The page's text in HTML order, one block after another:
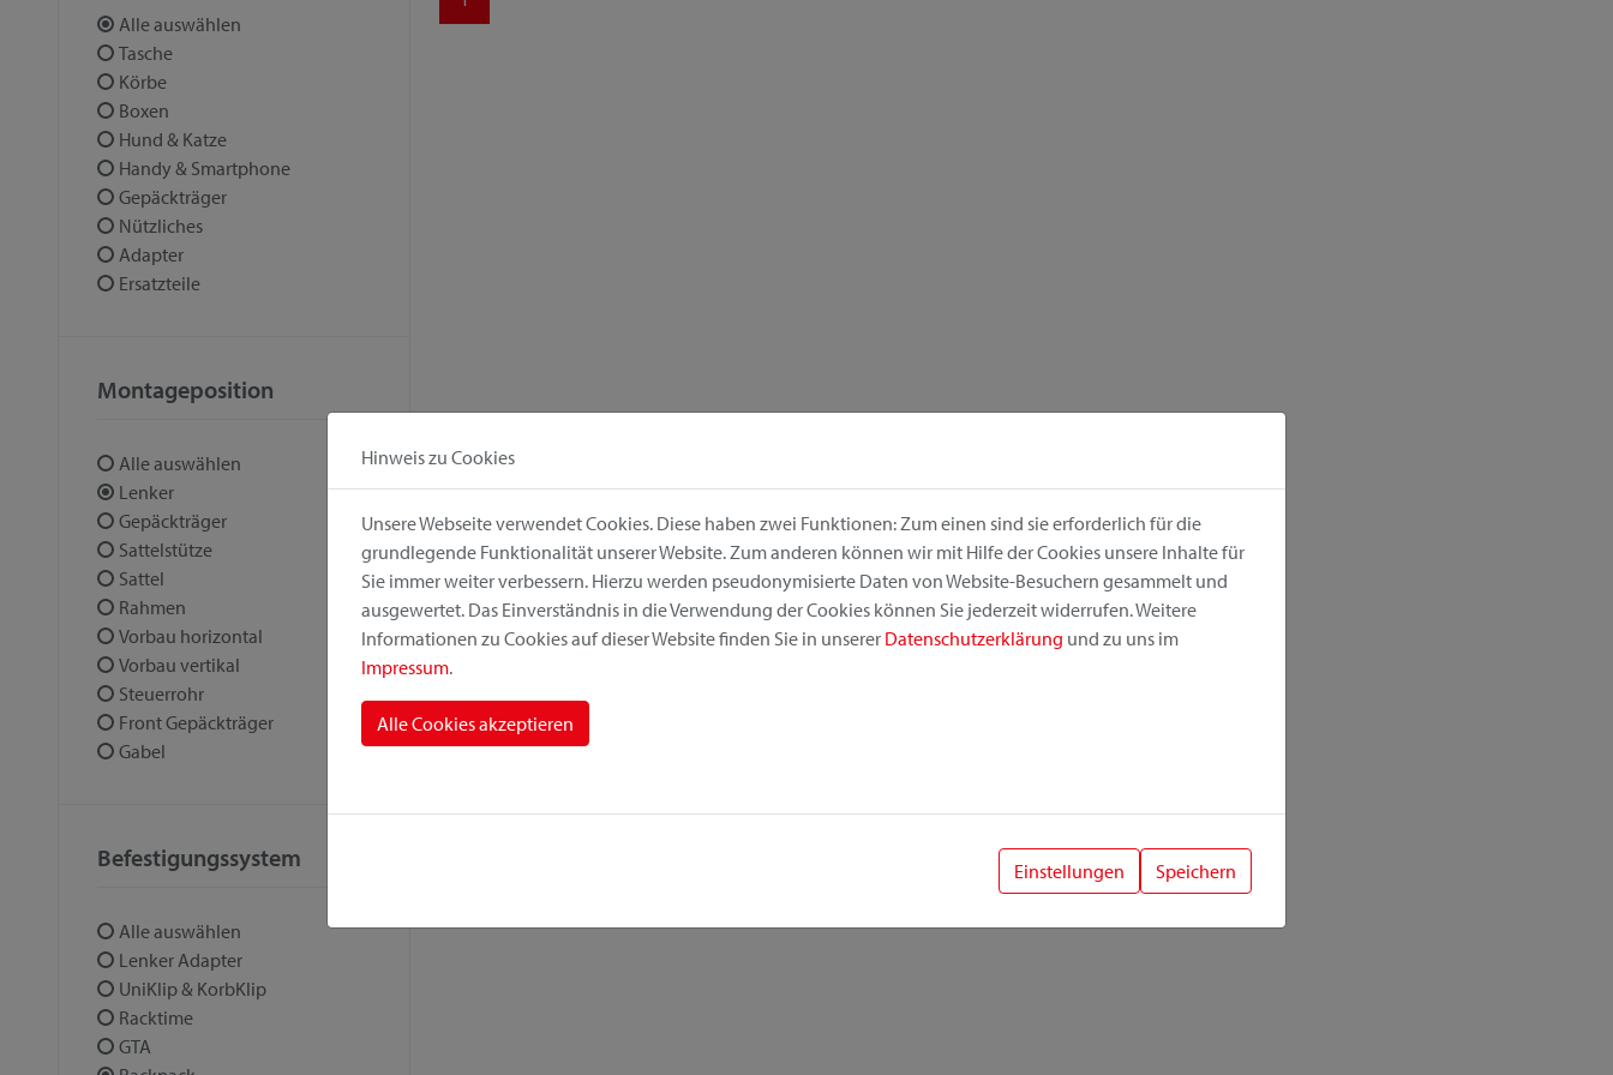
Alle auswählen
Tasche
Körbe
Boxen
Hund & Katze
Handy & Smartphone
Gepäckträger
Nützliches
Adapter
Ersatzteile
Montageposition
Alle auswählen
Lenker
Gepäckträger
Sattelstütze
Sattel
Rahmen
Vorbau horizontal
Vorbau vertikal
Steuerrohr
Front Gepäckträger
Gabel
Befestigungssystem
Alle auswählen
Lenker Adapter
UniKlip & KorbKlip
Racktime
GTA
Hinweis zu Cookies
Unsere Webseite verwendet Cookies. Diese haben zwei Funktionen: Zum einen sind sie erforderlich für die
grundlegende Funktionalität unserer Website. Zum anderen können wir mit Hilfe der Cookies unsere Inhalte für
Sie immer weiter verbessern. Hierzu werden pseudonymisierte Daten von Website-Besuchern gesammelt und
ausgewertet. Das Einverständnis in die Verwendung der Cookies können Sie jederzeit widerrufen. Weitere
Informationen zu Cookies auf dieser Website finden Sie in unserer Datenschutzerklärung und zu uns im
Impressum.
Alle Cookies akzeptieren
Einstellungen Speichern